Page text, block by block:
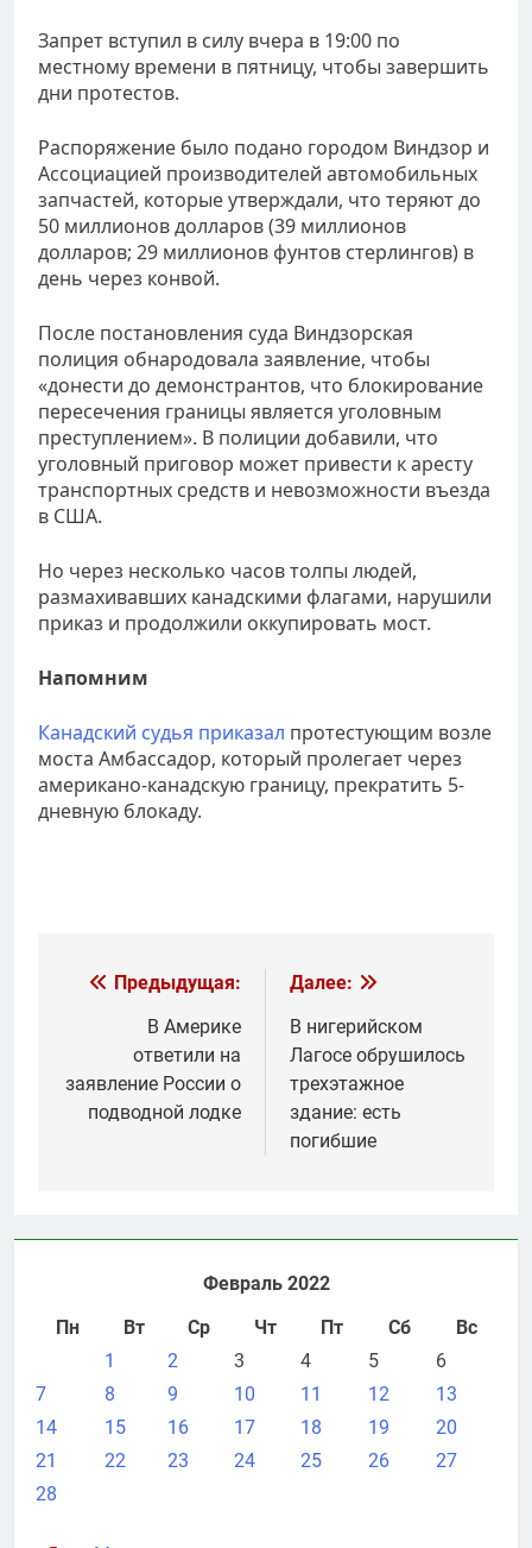
Запрет вступил в силу вчера в 19:00 по
местному времени в пятницу, чтобы завершить
дни протестов.
Распоряжение было подано городом Виндзор и
Ассоциацией производителей автомобильных
запчастей, которые утверждали, что теряют до
50 миллионов долларов (39 миллионов
долларов; 29 миллионов фунтов стерлингов) в
день через конвой.
После постановления суда Виндзорская
полиция обнародовала заявление, чтобы
«донести до демонстрантов, что блокирование
пересечения границы является уголовным
преступлением». В полиции добавили, что
уголовный приговор может привести к аресту
транспортных средств и невозможности въезда
в США.
Но через несколько часов толпы людей,
размахивавших канадскими флагами, нарушили
приказ и продолжили оккупировать мост.
Напомним
Канадский судья приказал протестующим возле
моста Амбассадор, который пролегает через
американо-канадскую границу, прекратить 5-
дневную блокаду.
Навигация
записям
Предыдущая:
В Америке
ответили на
заявление России о
подводной лодке
Далее:
В нигерийском
Лагосе обрушилось
трехэтажное
здание: есть
погибшие
Февраль 2022
Пн
Вт Ср Чт Пт Сб
Вс
1
2 3 4 5
6
7
8 9 10 11 12
13
14
15 16 17 18 19
20
21
22 23 24 25 26
27
28